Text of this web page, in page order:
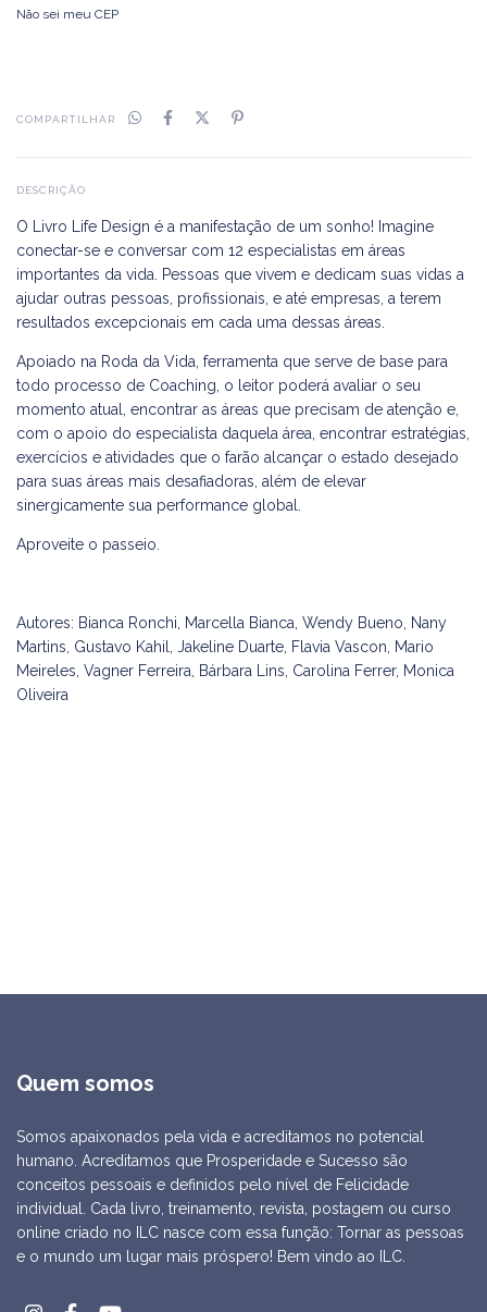
Não sei meu CEP
COMPARTILHAR
DESCRIÇÃO
O Livro Life Design é a manifestação de um sonho! Imagine
conectar-se e conversar com 12 especialistas em áreas
importantes da vida. Pessoas que vivem e dedicam suas vidas a
ajudar outras pessoas, profissionais, e até empresas, a terem
resultados excepcionais em cada uma dessas áreas.
Apoiado na Roda da Vida, ferramenta que serve de base para
todo processo de Coaching, o leitor poderá avaliar o seu
momento atual, encontrar as áreas que precisam de atenção e,
com o apoio do especialista daquela área, encontrar estratégias,
exercícios e atividades que o farão alcançar o estado desejado
para suas áreas mais desafiadoras, além de elevar
sinergicamente sua performance global.
Aproveite o passeio.
Autores: Bianca Ronchi, Marcella Bianca, Wendy Bueno, Nany
Martins, Gustavo Kahil, Jakeline Duarte, Flavia Vascon, Mario
Meireles, Vagner Ferreira, Bárbara Lins, Carolina Ferrer, Monica
Oliveira
Quem somos
Somos apaixonados pela vida e acreditamos no potencial
humano. Acreditamos que Prosperidade e Sucesso são
conceitos pessoais e definidos pelo nível de Felicidade
individual. Cada livro, treinamento, revista, postagem ou curso
online criado no ILC nasce com essa função: Tornar as pessoas
e o mundo um lugar mais próspero! Bem vindo ao ILC.